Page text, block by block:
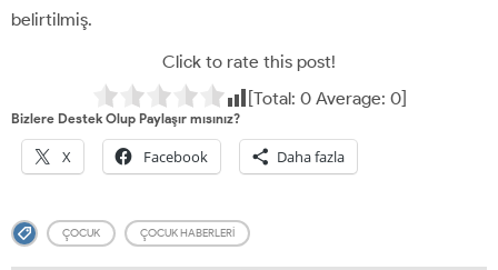
belirtilmiş.
Click to rate this post!
[Total: 0Average: 0]
Bizlere Destek Olup Paylaşır mısınız?
X Facebook Daha fazla
ÇOCUK ÇOCUK HABERLERI